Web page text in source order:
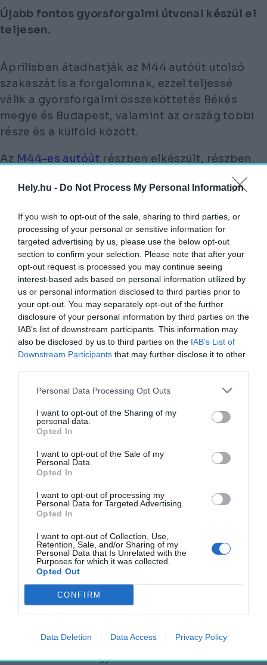
Hely.hu - Do Not Process My Personal Information
If you wish to opt-out of the sale, sharing to third parties, or
processing of your personal or sensitive information for
targeted advertising by us, please use the below opt-out
section to confirm your selection. Please note that after your
opt-out request is processed you may continue seeing
interest-based ads based on personal information utilized by
us or personal information disclosed to third parties prior to
your opt-out. You may separately opt-out of the further
disclosure of your personal information by third parties on the
IAB’s list of downstream participants. This information may
also be disclosed by us to third parties on the IAB’s List of
Downstream Participants that may further disclose it to other
Personal Data Processing Opt Outs
I want to opt-out of the Sharing of my
personal data.
Opted In
I want to opt-out of the Sale of my
Personal Data.
Opted In
I want to opt-out of processing my
Personal Data for Targeted Advertising.
Opted In
I want to opt-out of Collection, Use,
Retention, Sale, and/or Sharing of my
Personal Data that Is Unrelated with the
Purposes for which it was collected.
Opted Out
CONFIRM
Data Deletion Data Access Privacy Policy
Újabb fontos gyorsforgalmi útvonal készül el
teljesen.
Áprilisban átadhatják az M44 autóút utolsó
szakaszát is a forgalomnak, ezzel teljessé
válik a gyorsforgalmi összeköttetés Békés
megye és Budapest, valamint az ország többi
része és a külföld között.
Az M44-es autóút részben elkészült, részben
pedig még kivitelezés alatt álló gyorsforgalmi
út Kelet-Magyarországon. Elsődleges célja a
tehermentesítése, valamint a biztonságos és
gyors eljutási lehetőség megteremtése
Békés vármegye irányába.
A 2016-ban indult munkálatok első nagyobb
eredménye 2019-ben volt, amikor átadták a
Tiszakürt és Kondoros közötti 61 kilométeres
szakaszt. A Békéscsaba és Budapest közötti
közlekedés felgyorsítása kulcsfontosságú a
délkeleti régió fejlődése szempontjából.
szakaszának elkészültét megelőzően a
vármegyeszékhely és a főváros között több
mint 3 órás volt a menetidő, amennyiben
AKÁR 2 ÓRA ALATT IS MEG LEHET TENNI
A gyorsforgalmit a jelenlegi tervek szerint
majd becsatlakozzon a Nagyvárad és a
magyar-román határ közötti, romániai
pályaszakaszba.
Forrás
Nyitókép: Wikipedia
Békés vármegye autóút M44